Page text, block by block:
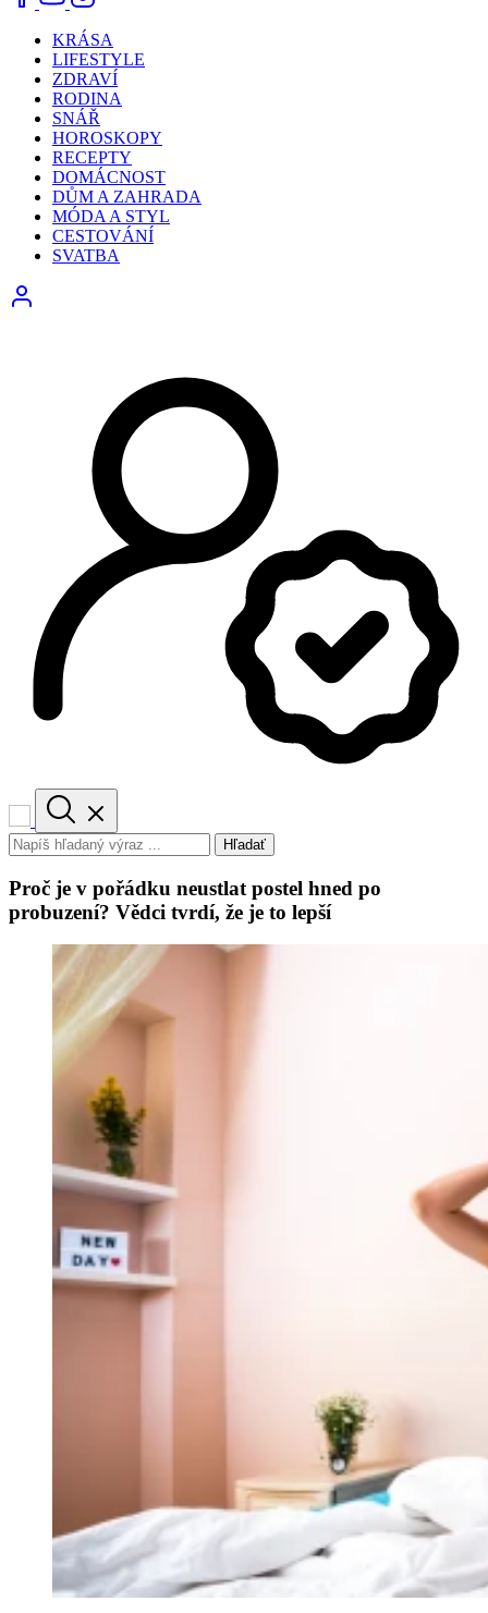
KRÁSA
LIFESTYLE
ZDRAVÍ
RODINA
SNÁŘ
HOROSKOPY
RECEPTY
DOMÁCNOST
DŮM A ZAHRADA
MÓDA A STYL
CESTOVÁNÍ
SVATBA
Hľadať
Proč je v pořádku neustlat postel hned po
probuzení? Vědci tvrdí, že je to lepší